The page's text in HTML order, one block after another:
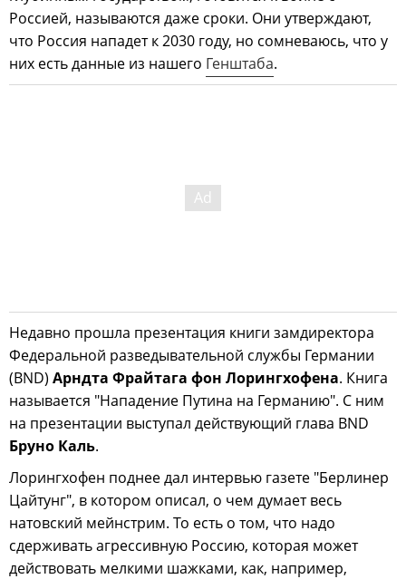
Россией, называются даже сроки. Они утверждают,
что Россия нападет к 2030 году, но сомневаюсь, что у
них есть данные из нашего Генштаба.
Недавно прошла презентация книги замдиректора
Федеральной разведывательной службы Германии
(BND) Арндта Фрайтага фон Лорингхофена. Книга
называется "Нападение Путина на Германию". С ним
на презентации выступал действующий глава BND
Бруно Каль.
Лорингхофен поднее дал интервью газете "Берлинер
Цайтунг", в котором описал, о чем думает весь
натовский мейнстрим. То есть о том, что надо
сдерживать агрессивную Россию, которая может
действовать мелкими шажками, как, например,